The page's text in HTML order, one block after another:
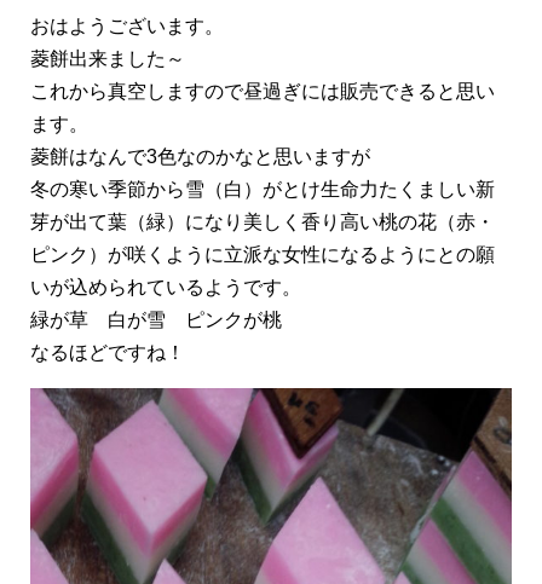
おはようございます。
菱餅出来ました～
これから真空しますので昼過ぎには販売できると思い
ます。
菱餅はなんで3色なのかなと思いますが
冬の寒い季節から雪（白）がとけ生命力たくましい新
芽が出て葉（緑）になり美しく香り高い桃の花（赤・
ピンク）が咲くように立派な女性になるようにとの願
いが込められているようです。
緑が草 白が雪 ピンクが桃
なるほどですね！